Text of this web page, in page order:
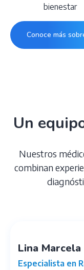
bienestar
Conoce más
Un
Nuestros
combinan
Lina
Especialista en